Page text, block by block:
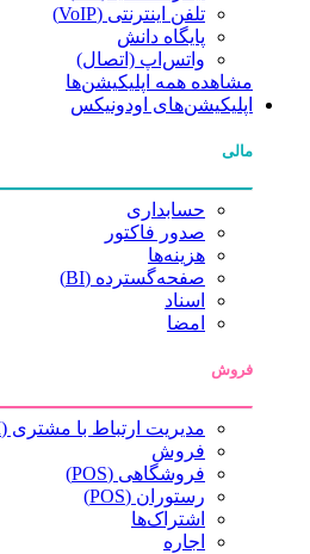
تلفن اینترنتی (VoIP)
پایگاه دانش
واتس‌اپ (اتصال)
مشاهده همه اپلیکیشن‌ها
اپلیکیشن‌های اودونیکس
مالی
حسابداری
صدور فاکتور
هزینه‌ها
صفحه‌گسترده (BI)
اسناد
امضا
فروش
مدیریت ارتباط با مشتری (CRM)
فروش
فروشگاهی (POS)
رستوران (POS)
اشتراک‌ها
اجاره